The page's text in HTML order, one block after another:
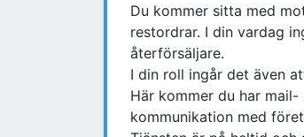
Du kommer sitta med
restordrar. I din vardag
återförsäljare.
I din roll ingår det även
Här kommer du har
kommunikation med